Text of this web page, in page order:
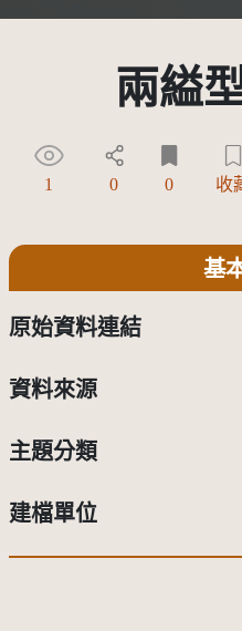
兩縊
1 0 0 收
基
原始資料連結
資料來源
主題分類
建檔單位